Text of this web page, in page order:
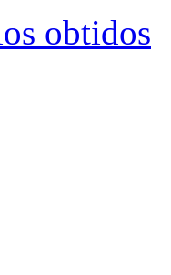
obtidos